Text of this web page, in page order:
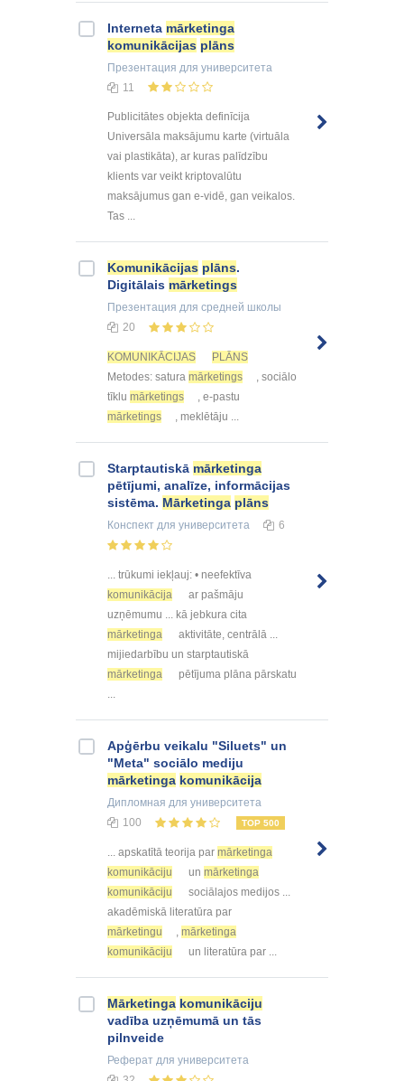
Interneta mārketinga
komunikācijas plāns
Презентация для университета
11
Publicitātes objekta definīcija
Universāla maksājumu karte (virtuāla
vai plastikāta), ar kuras palīdzību
klients var veikt kriptovalūtu
maksājumus gan e-vidē, gan veikalos.
Tas ...
Komunikācijas plāns.
Digitālais mārketings
Презентация для средней школы
20
KOMUNIKĀCIJAS
PLĀNS
Metodes: satura mārketings
, sociālo
tīklu mārketings
, e-pastu
mārketings
, meklētāju ...
Starptautiskā mārketinga
pētījumi, analīze, informācijas
sistēma. Mārketinga plāns
Конспект для университета 6
... trūkumi iekļauj: • neefektīva
komunikācija
ar pašmāju
uzņēmumu ... kā jebkura cita
mārketinga
aktivitāte, centrālā ...
mijiedarbību un starptautiskā
mārketinga
pētījuma plāna pārskatu
...
Apģērbu veikalu "Siluets" un
"Meta" sociālo mediju
mārketinga komunikācija
Дипломная для университета
100
TOP 500
... apskatītā teorija par mārketinga
komunikāciju
un mārketinga
komunikāciju
sociālajos medijos ...
akadēmiskā literatūra par
mārketingu
, mārketinga
komunikāciju
un literatūra par ...
Mārketinga komunikāciju
vadība uzņēmumā un tās
pilnveide
Реферат для университета